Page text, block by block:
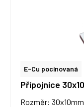
E-Cu pocínovaná
Přípojnice
Rozměr: